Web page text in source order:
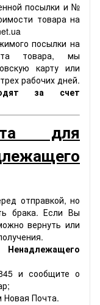
посылки и №
товара на
посылки на
товара, мы
карту или
рабочих дней.
за счет
для
отправкой, но
брака. Если Вы
вернуть или
и сообщите о
Новая Почта.